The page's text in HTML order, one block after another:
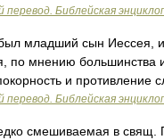
Библейская
младший сын Иессея,
по мнению большинства
и противление
Библейская
смешиваемая в свящ.